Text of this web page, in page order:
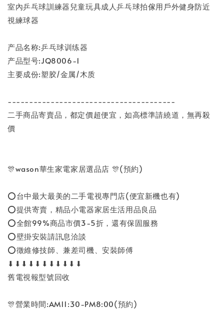
室內乒乓球訓練器兒童玩具成人乒乓球拍傢用戶外健身防近
視練球器
产品名称:乒乓球训练器
产品型号:JQ8006-1
主要成份:塑胶/金属/木质
---------------------------------------
二手商品寄賣品，都定價超便宜，如高標準請繞道，無再殺
價
🎊wason華生家電家居選品店 🎊(預約)
⭕台中最大最美的二手電視專門店(便宜新機也有)
⭕提供寄賣，精品小電器家居生活用品良品
⭕全館99%商品市價3-5折，還有保固服務
⭕壁掛安裝請訊息洽談
⭕徵維修技師、兼差司機、安裝師傅
⬇⬇⬇⬇⬇⬇⬇⬇⬇⬇⬇
舊電視報型號回收
🎊營業時間:AM11:30-PM8:00(預約)